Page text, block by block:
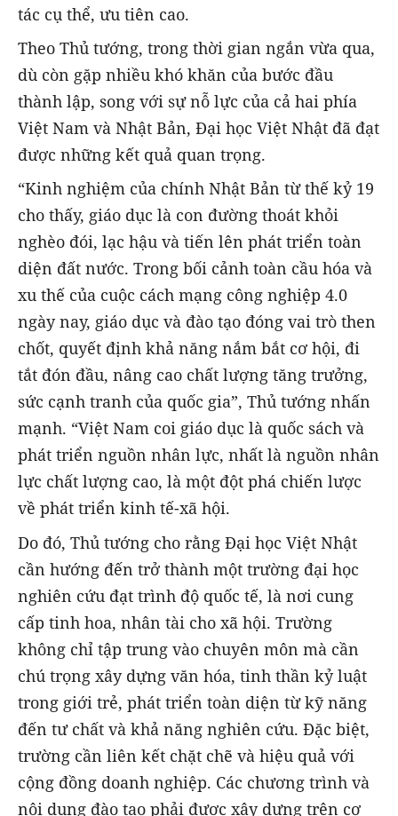
tác cụ thể, ưu tiên cao.
Theo Thủ tướng, trong thời gian ngắn vừa qua,
dù còn gặp nhiều khó khăn của bước đầu
thành lập, song với sự nỗ lực của cả hai phía
Việt Nam và Nhật Bản, Đại học Việt Nhật đã đạt
được những kết quả quan trọng.
“Kinh nghiệm của chính Nhật Bản từ thế kỷ 19
cho thấy, giáo dục là con đường thoát khỏi
nghèo đói, lạc hậu và tiến lên phát triển toàn
diện đất nước. Trong bối cảnh toàn cầu hóa và
xu thế của cuộc cách mạng công nghiệp 4.0
ngày nay, giáo dục và đào tạo đóng vai trò then
chốt, quyết định khả năng nắm bắt cơ hội, đi
tắt đón đầu, nâng cao chất lượng tăng trưởng,
sức cạnh tranh của quốc gia”, Thủ tướng nhấn
mạnh. “Việt Nam coi giáo dục là quốc sách và
phát triển nguồn nhân lực, nhất là nguồn nhân
lực chất lượng cao, là một đột phá chiến lược
về phát triển kinh tế-xã hội.
Do đó, Thủ tướng cho rằng Đại học Việt Nhật
cần hướng đến trở thành một trường đại học
nghiên cứu đạt trình độ quốc tế, là nơi cung
cấp tinh hoa, nhân tài cho xã hội. Trường
không chỉ tập trung vào chuyên môn mà cần
chú trọng xây dựng văn hóa, tinh thần kỷ luật
trong giới trẻ, phát triển toàn diện từ kỹ năng
đến tư chất và khả năng nghiên cứu. Đặc biệt,
trường cần liên kết chặt chẽ và hiệu quả với
cộng đồng doanh nghiệp. Các chương trình và
nội dung đào tạo phải được xây dựng trên cơ